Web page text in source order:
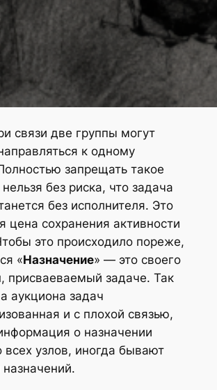
связи две группы могут
к одному
запрещать такое
без риска, что задача
без исполнителя. Это
цена сохранения активности
это происходило пореже,
«Назначение» — это своего
присваеваемый задаче. Так
аукциона задач
и с плохой связью,
о назначении
всех узлов, иногда бывают